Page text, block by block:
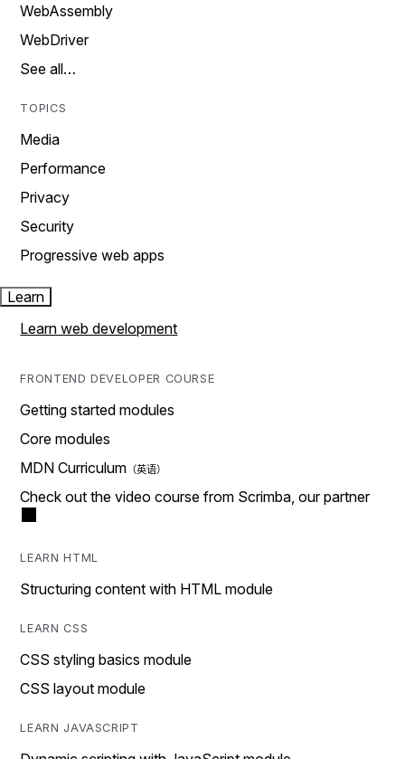
WebAssembly
WebDriver
See all…
TOPICS
Media
Performance
Privacy
Security
Progressive web apps
Learn
Learn web development
FRONTEND DEVELOPER COURSE
Getting started modules
Core modules
MDN Curriculum
Check out the video course from Scrimba, our partner
LEARN HTML
Structuring content with HTML module
LEARN CSS
CSS styling basics module
CSS layout module
LEARN JAVASCRIPT